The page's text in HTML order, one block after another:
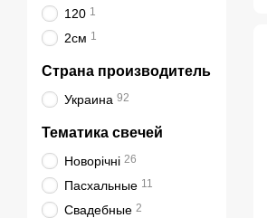
120 1
2см 1
Страна производитель
Украина 92
Тематика свечей
Новорічні 26
Пасхальные 11
Свадебные 2